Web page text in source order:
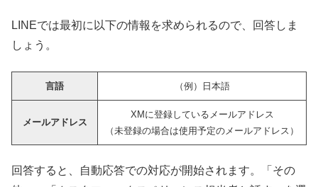
LINEでは最初に以下の情報を求められるので、回答しま
しょう。
言語 （例）日本語
メールアドレス
XMに登録しているメールアドレス
（未登録の場合は使用予定のメールアドレス）
回答すると、自動応答での対応が開始されます。「その